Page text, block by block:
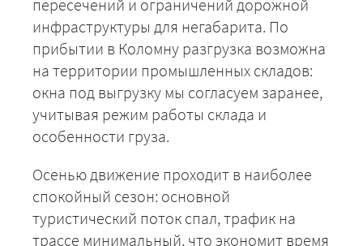
пересечений и ограничений дорожной
инфраструктуры для негабарита. По
прибытии в Коломну разгрузка возможна
на территории промышленных складов:
окна под выгрузку мы согласуем заранее,
учитывая режим работы склада и
особенности груза.
Осенью движение проходит в наиболее
спокойный сезон: основной
туристический поток спал, трафик на
трассе минимальный, что экономит время
+7 (499) 520-05-23